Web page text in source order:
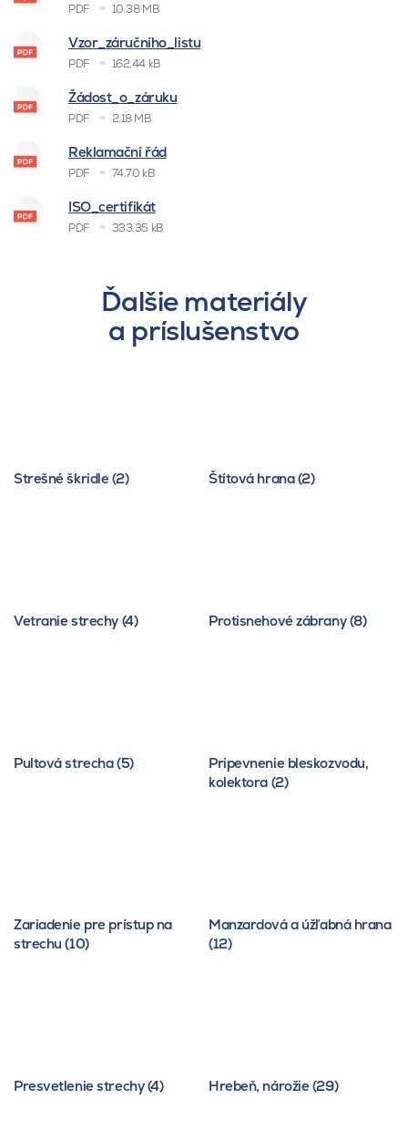
PDF 10.38 MB
Vzor_záručního_listu
PDF 162.44 kB
Žádost_o_záruku
PDF 2.18 MB
Reklamační řád
PDF 74.70 kB
ISO_certifikát
PDF 333.35 kB
Ďalšie materiály
a príslušenstvo
Strešné škridle (2) Štítová hrana (2)
Vetranie strechy (4) Protisnehové zábrany (8)
Pultová strecha (5)
Pripevnenie bleskozvodu,
kolektora (2)
Zariadenie pre prístup na
strechu (10)
Manzardová a úžľabná hrana
(12)
Presvetlenie strechy (4) Hrebeň, nárožie (29)